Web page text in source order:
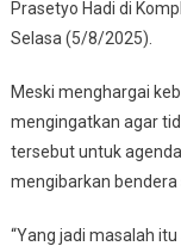
Prasetyo Hadi di
Selasa (5/8/2025).
Meski menghargai
mengingatkan agar
tersebut untuk
mengibarkan bendera
“Yang jadi masalah